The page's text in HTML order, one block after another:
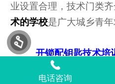
业设置合理，技术门类齐
术的学校是广大城乡青年
开锁配钥匙技术培
电话咨询